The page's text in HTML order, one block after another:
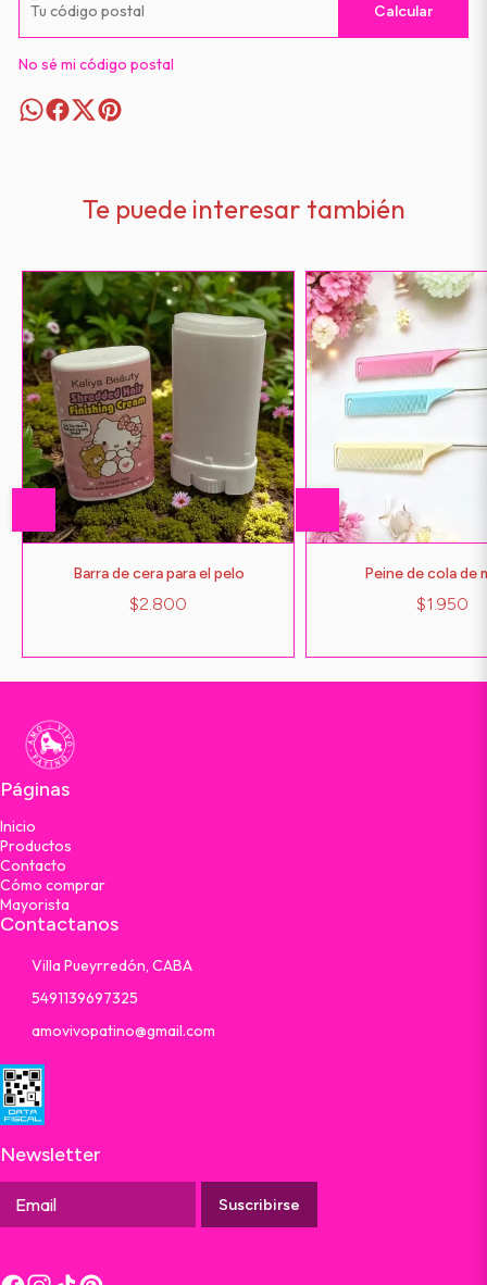
Calcular
No sé mi código postal
Te puede interesar también
Barra de cera para el pelo
$2.800
Peine de cola de
$1.950
Páginas
Inicio
Productos
Contacto
Cómo comprar
Mayorista
Contactanos
Villa Pueyrredón, CABA
5491139697325
amovivopatino@gmail.com
Newsletter
Suscribirse